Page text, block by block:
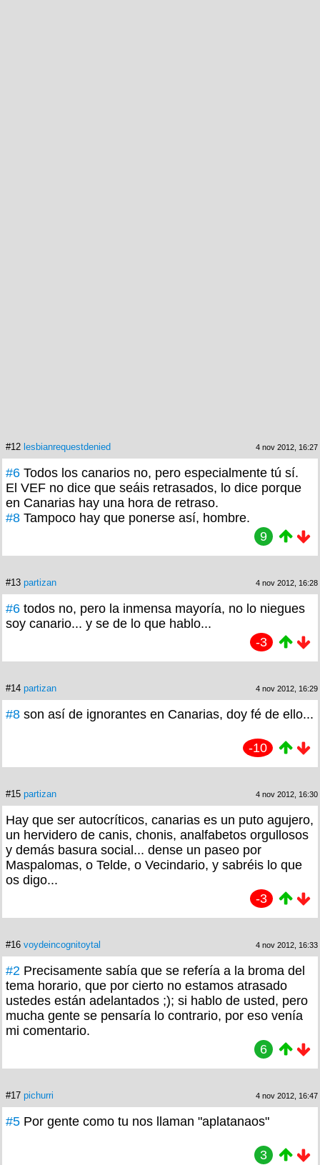
#12 lesbianrequestdenied 4 nov 2012, 16:27
#6 Todos los canarios no, pero especialmente tú sí.
El VEF no dice que seáis retrasados, lo dice porque
en Canarias hay una hora de retraso.
#8 Tampoco hay que ponerse así, hombre.
9
#13 partizan 4 nov 2012, 16:28
#6 todos no, pero la inmensa mayoría, no lo niegues
soy canario... y se de lo que hablo...
-3
#14 partizan 4 nov 2012, 16:29
#8 son así de ignorantes en Canarias, doy fé de ello...
-10
#15 partizan 4 nov 2012, 16:30
Hay que ser autocríticos, canarias es un puto agujero,
un hervidero de canis, chonis, analfabetos orgullosos
y demás basura social... dense un paseo por
Maspalomas, o Telde, o Vecindario, y sabréis lo que
os digo...
-3
#16 voydeincognitoytal 4 nov 2012, 16:33
#2 Precisamente sabía que se refería a la broma del
tema horario, que por cierto no estamos atrasado
ustedes están adelantados ;); si hablo de usted, pero
mucha gente se pensaría lo contrario, por eso venía
mi comentario.
6
#17 pichurri 4 nov 2012, 16:47
#5 Por gente como tu nos llaman "aplatanaos"
3